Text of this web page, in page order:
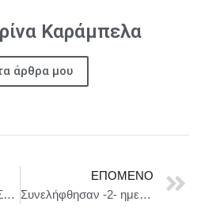
Καράμπελα
άρθρα μου
ΤΟ ΕΠΟΣ ΤΗΣ ΚΙΝΑΣ——Tiangong Kaiwu Dance Drama στο CHRISTMAS THEATER
ΕΠΌΜΕΝΟ
Συνελήφθησαν -2- ημεδαποί, μέλη διεθνικής εγκληματικής ομάδας, για εισαγωγή ακατέργαστης κάνναβης